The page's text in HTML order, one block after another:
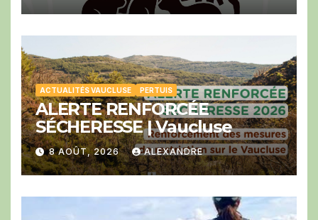
ACTUALITÉS VAUCLUSE PERTUIS
ALERTE RENFORCÉE
SÉCHERESSE | Vaucluse
8 AOÛT, 2026 ALEXANDRE